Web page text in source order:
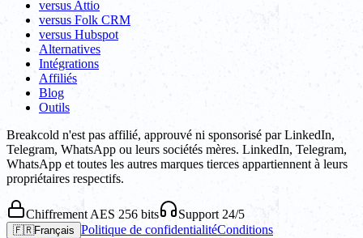
versus Attio
versus Folk CRM
versus Hubspot
Alternatives
Intégrations
Affiliés
Blog
Outils
Breakcold n'est pas affilié, approuvé ni sponsorisé par LinkedIn,
Telegram, WhatsApp ou leurs sociétés mères. LinkedIn, Telegram,
WhatsApp et toutes les autres marques tierces appartiennent à leurs
propriétaires respectifs.
Chiffrement AES 256 bits Support 24/5
🇫🇷Français Politique de confidentialitéConditions